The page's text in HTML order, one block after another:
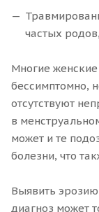
частых
Многие женские
бессимптомно,
отсутствуют
в
может и те
болезни, что
Выявить
диагноз может